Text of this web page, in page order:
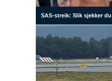
SAS-streik: Slik sjekker